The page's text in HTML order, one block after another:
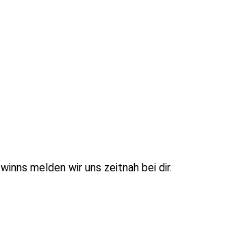
melden wir uns zeitnah bei dir.